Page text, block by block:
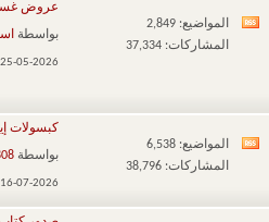
المنتدى
مشاهدة
المنتدى
المواضيع: 2,849
المشاركات: 37,334
عروض
بواسطة
25-05-2026,
مشاهدة
هذا
المواضيع: 6,538
المشاركات: 38,796
كبسولات
بواسطة
16-07-2026,